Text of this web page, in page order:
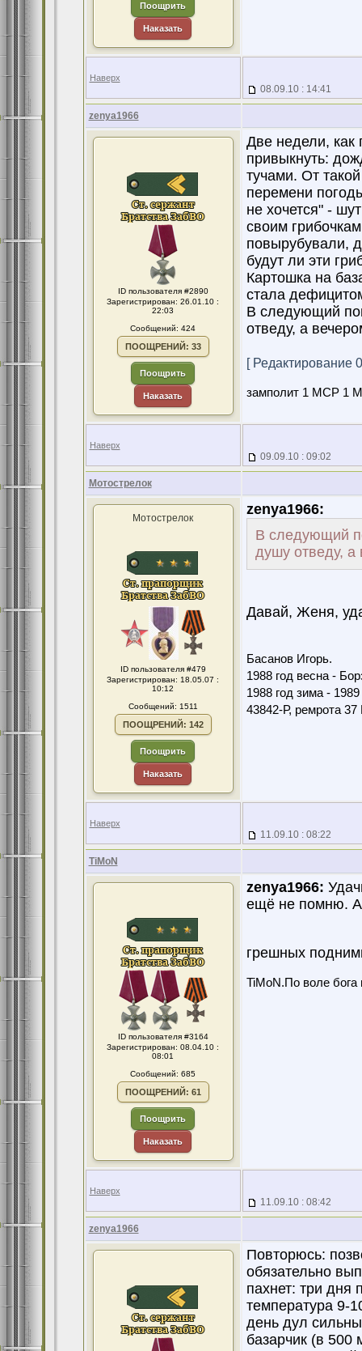
Поощрить
Наказать
Наверх
08.09.10 : 14:41
zenya1966
ID пользователя #2890
Зарегистрирован: 26.01.10 :
22:03
Сообщений: 424
ПООЩРЕНИЙ: 33
Поощрить
Наказать
Две недели, как
привыкнуть:
тучами. От
перемени
не хочется" -
своим
повырубували,
будут ли эти
Картошка на
стала
В следующий
отведу, а
[ Редактирование
замполит 1 МСР 1
Наверх
09.09.10 : 09:02
Мотострелок
Мотострелок
ID пользователя #479
Зарегистрирован: 18.05.07 :
10:12
Сообщений: 1511
ПООЩРЕНИЙ: 142
Поощрить
Наказать
zenya1966:
В следующий
душу отведу, а
Давай, Женя,
Басанов Игорь.
1988 год весна -
1988 год зима -
43842-Р, ремрота
Наверх
11.09.10 : 08:22
TiMoN
ID пользователя #3164
Зарегистрирован: 08.04.10 :
08:01
Сообщений: 685
ПООЩРЕНИЙ: 61
Поощрить
Наказать
zenya1966:
ещё не помню. А
грешных
TiMoN.По воле
Наверх
11.09.10 : 08:42
zenya1966
Повторюсь:
обязательно
пахнет: три дня
температура 9-
день дул
базарчик (в 500